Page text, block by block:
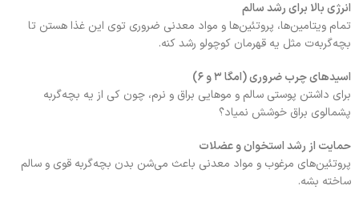
انرژی بالا برای رشد سالم
تمام ویتامین‌ها، پروتئین‌ها و مواد معدنی ضروری توی این غذا هستن تا
بچه‌گربه‌ت مثل یه قهرمان کوچولو رشد کنه.
اسیدهای چرب ضروری (امگا ۳ و ۶)
برای داشتن پوستی سالم و موهایی براق و نرم، چون کی از یه بچه‌گربه
پشمالوی براق خوشش نمیاد؟
حمایت از رشد استخوان و عضلات
پروتئین‌های مرغوب و مواد معدنی باعث می‌شن بدن بچه‌گربه قوی و سالم
ساخته بشه.